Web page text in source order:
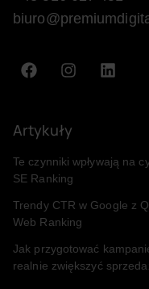
Artykuły
Te czynniki wpływają na
SE Ranking
Trendy CTR w Google z
Web Ranking
Jak przygotować
realnie zwiększyć